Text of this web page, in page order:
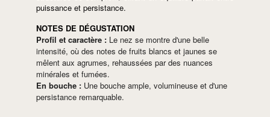
puissance et persistance.
NOTES DE DÉGUSTATION
Profil et caractère : Le nez se montre d'une belle
intensité, où des notes de fruits blancs et jaunes se
mêlent aux agrumes, rehaussées par des nuances
minérales et fumées.
En bouche : Une bouche ample, volumineuse et d'une
persistance remarquable.